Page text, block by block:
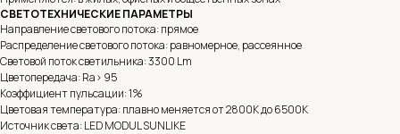
СВЕТОТЕХНИЧЕСКИЕ ПАРАМЕТРЫ
Направление светового потока: прямое
Распределение светового потока: равномерное, рассеянное
Световой поток светильника: 3300 Lm
Цветопередача: Ra> 95
Коэффициент пульсации: 1%
Цветовая температура: плавно меняется от 2800K до 6500K
Источник света: LED MODUL SUNLIKE